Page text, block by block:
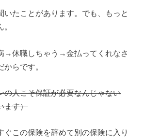
いたことがあります。でも、もっと
→休職しちゃう→金払ってくれなさ
らです。
の人こそ保証が必要なんじゃない
ます）
ぐこの保険を辞めて別の保険に入り